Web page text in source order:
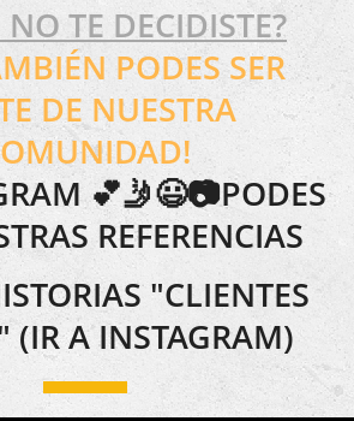
TE DECIDISTE?
PODES SER
DE NUESTRA
💕🤳😃📷PODES
REFERENCIAS
"CLIENTES
(IR A INSTAGRAM)